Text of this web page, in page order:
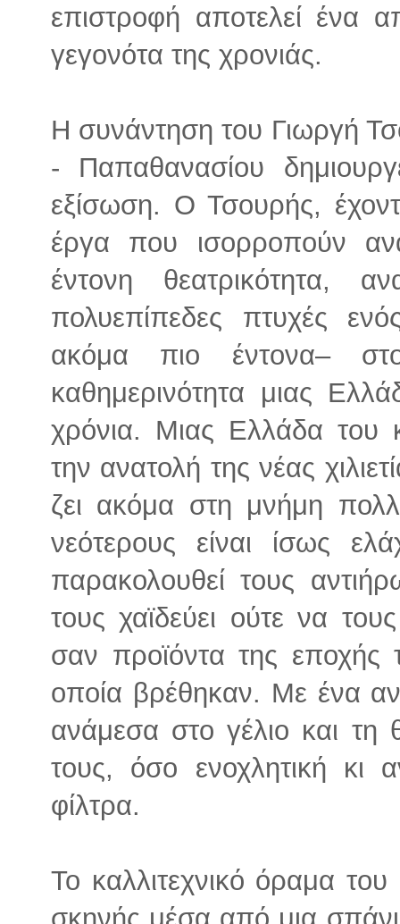
επιστροφή αποτελεί ένα
γεγονότα της χρονιάς.
Η συνάντηση του Γιωργή
- Παπαθανασίου
εξίσωση. Ο Τσουρής,
έργα που ισορροπούν
έντονη θεατρικότητα,
πολυεπίπεδες πτυχές
ακόμα πιο έντονα–
καθημερινότητα μιας
χρόνια. Μιας Ελλάδα του
την ανατολή της νέας
ζει ακόμα στη μνήμη
νεότερους είναι ίσως
παρακολουθεί τους
τους χαϊδεύει ούτε να
σαν προϊόντα της εποχής
οποία βρέθηκαν. Με ένα
ανάμεσα στο γέλιο και τη
τους, όσο ενοχλητική κι
φίλτρα.
Το καλλιτεχνικό όραμα
σκηνής μέσα από μια